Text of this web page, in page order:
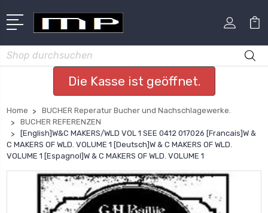
Suchen
Die Kasse ist geöffnet.
Home
BUCHER Reperatur Bucher und Nachschlagewerke.
BUCHER REFERENZEN
[English]W&C MAKERS/WLD VOL 1 SEE 0412 017026 [Francais]W &
C MAKERS OF WLD. VOLUME 1 [Deutsch]W & C MAKERS OF WLD.
VOLUME 1 [Espagnol]W & C MAKERS OF WLD. VOLUME 1